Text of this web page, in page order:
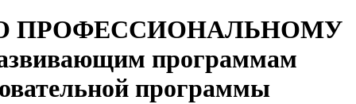
ПРОФЕССИОНАЛЬНОМУ
программам
программы